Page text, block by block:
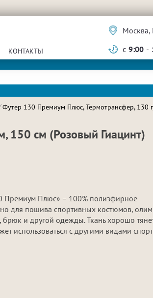
КОНТАКТЫ
Москва,
с 9:00 -
Футер 130 Премиум Плюс, Термотрансфер, 130
150 см (Розовый Гиацинт)
Премиум Плюс» – 100% полиэфирное
для пошива спортивных костюмов,
брюк и другой одежды. Ткань хорошо
использоваться с другими видами